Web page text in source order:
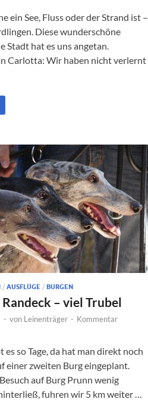
ein See, Fluss oder der Strand ist –
Diese wunderschöne
Stadt hat es uns angetan.
Carlotta: Wir haben nicht verlernt
/ AUSFLÜGE / BURGEN
– viel Trubel
- von Leinenträger - Kommentar
es so Tage, da hat man direkt noch
einer zweiten Burg eingeplant.
auf Burg Prunn wenig
fuhren wir 5 km weiter …